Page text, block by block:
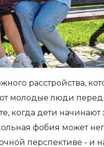
расстройства,
молодые люди
когда дети начинают
фобия может
перспективе - и